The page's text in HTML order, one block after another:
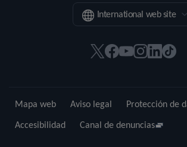
International web site
Este
en
una
Este
en
una
Este
en
una
Este
en
una
Este
en
una
Mapa web Aviso legal Protección de
Accesibilidad
Canal de denuncias